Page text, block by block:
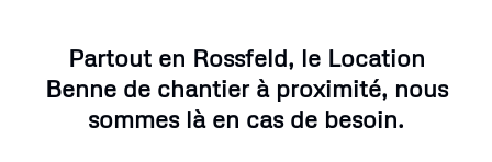
Partout en Rossfeld, le Location
Benne de chantier à proximité, nous
sommes là en cas de besoin.